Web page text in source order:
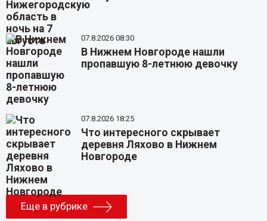
07.8.2026 08:30
В Нижнем Новгороде нашли
пропавшую 8-летнюю девочку
07.8.2026 18:25
Что интересного скрывает
деревня Ляхово в Нижнем
Новгороде
Еще в рубрике